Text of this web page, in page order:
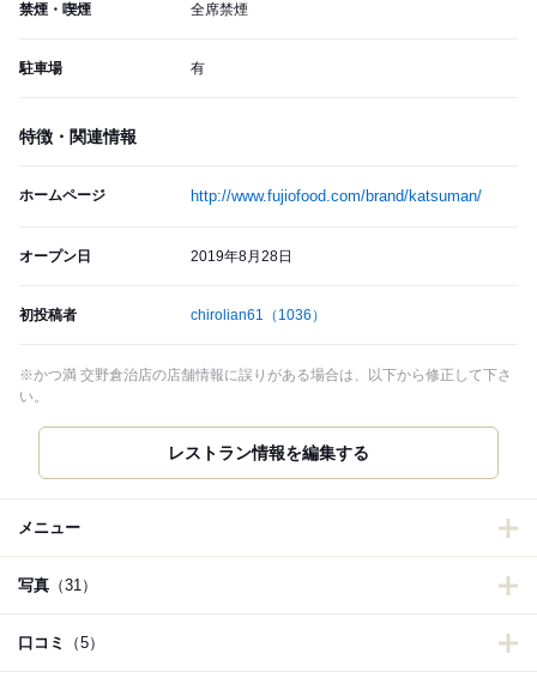
禁煙・喫煙 全席禁煙
駐車場 有
特徴・関連情報
ホームページ http://www.fujiofood.com/brand/katsuman/
オープン日 2019年8月28日
初投稿者 chirolian61 （1036）
※かつ満 交野倉治店の店舗情報に誤りがある場合は、以下から修正して下さ
い。
メニュー
写真 （31）
口コミ （5）